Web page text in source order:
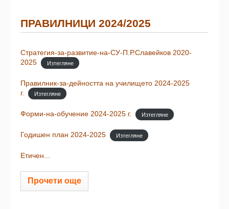
ПРАВИЛНИЦИ 2024/2025
Стратегия-за-развитие-на-СУ-П.Р.Славейков 2020-
2025
Изтегляне
Правилник-за-дейността на училището 2024-2025
г.
Изтегляне
Форми-на-обучение 2024-2025 г. Изтегляне
Годишен план 2024-2025 Изтегляне
Етичен...
Прочети още